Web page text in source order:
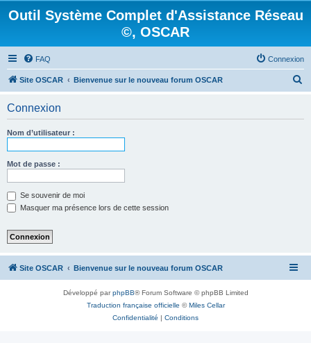
Outil Système Complet d'Assistance Réseau
©, OSCAR
FAQ Connexion
Site OSCAR Bienvenue sur le nouveau forum OSCAR
Connexion
Nom d’utilisateur :
Mot de passe :
Se souvenir de moi
Masquer ma présence lors de cette session
Site OSCAR Bienvenue sur le nouveau forum OSCAR
Développé parphpBB® Forum Software © phpBB Limited
Traduction française officielle ©Miles Cellar
Confidentialité | Conditions